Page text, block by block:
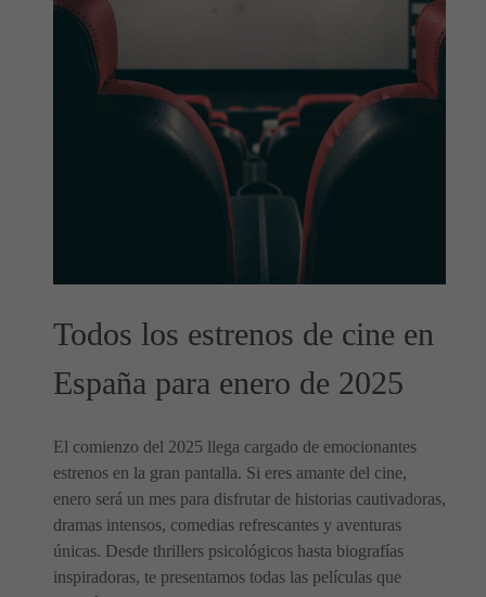
Todos los estrenos de cine en
España para enero de 2025
El comienzo del 2025 llega cargado de emocionantes
estrenos en la gran pantalla. Si eres amante del cine,
enero será un mes para disfrutar de historias cautivadoras,
dramas intensos, comedias refrescantes y aventuras
únicas. Desde thrillers psicológicos hasta biografías
inspiradoras, te presentamos todas las películas que